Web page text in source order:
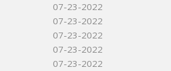
07-23-2022
07-23-2022
07-23-2022
07-23-2022
07-23-2022